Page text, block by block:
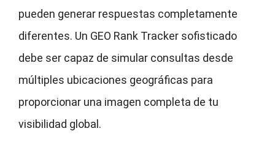
pueden generar respuestas completamente
diferentes. Un GEO Rank Tracker sofisticado
debe ser capaz de simular consultas desde
múltiples ubicaciones geográficas para
proporcionar una imagen completa de tu
visibilidad global.